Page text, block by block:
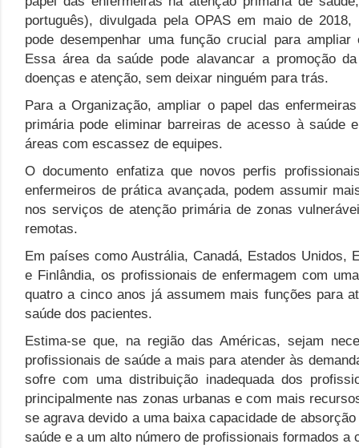
português), divulgada pela OPAS em maio de
pode desempenhar uma função crucial para
Essa área da saúde pode alavancar a promoção
doenças e atenção, sem deixar ninguém para trás.
Para a Organização, ampliar o papel das
primária pode eliminar barreiras de acesso à saúde
áreas com escassez de equipes.
O documento enfatiza que novos perfis
enfermeiros de prática avançada, podem assumir
nos serviços de atenção primária de zonas
remotas.
Em países como Austrália, Canadá, Estados Unidos,
e Finlândia, os profissionais de enfermagem com
quatro a cinco anos já assumem mais funções para
saúde dos pacientes.
Estima-se que, na região das Américas, sejam
profissionais de saúde a mais para atender às
sofre com uma distribuição inadequada dos
principalmente nas zonas urbanas e com mais
se agrava devido a uma baixa capacidade de
saúde e a um alto número de profissionais formados a